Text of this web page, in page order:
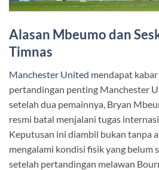
Alasan Mbeumo dan
Timnas
Manchester United mendapat
pertandingan penting Manchester
setelah dua pemainnya, Bryan
resmi batal menjalani tugas
Keputusan ini diambil bukan tanpa
mengalami kondisi fisik yang belum
setelah pertandingan melawan